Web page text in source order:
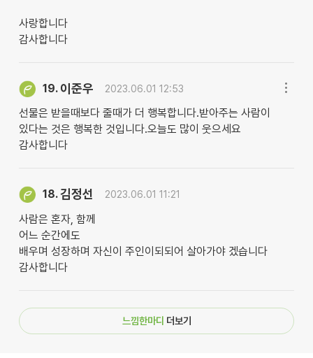
사랑합니다
감사합니다
19. 이준우 2023.06.01 12:53
선물은 받을때보다 줄때가 더 행복합니다.받아주는 사람이
있다는 것은 행복한 것입니다.오늘도 많이 웃으세요
감사합니다
18.김정선 2023.06.01 11:21
사람은 혼자, 함께
어느 순간에도
배우며 성장하며 자신이 주인이되되어 살아가야 겠습니다
감사합니다
느낌한마디 더보기